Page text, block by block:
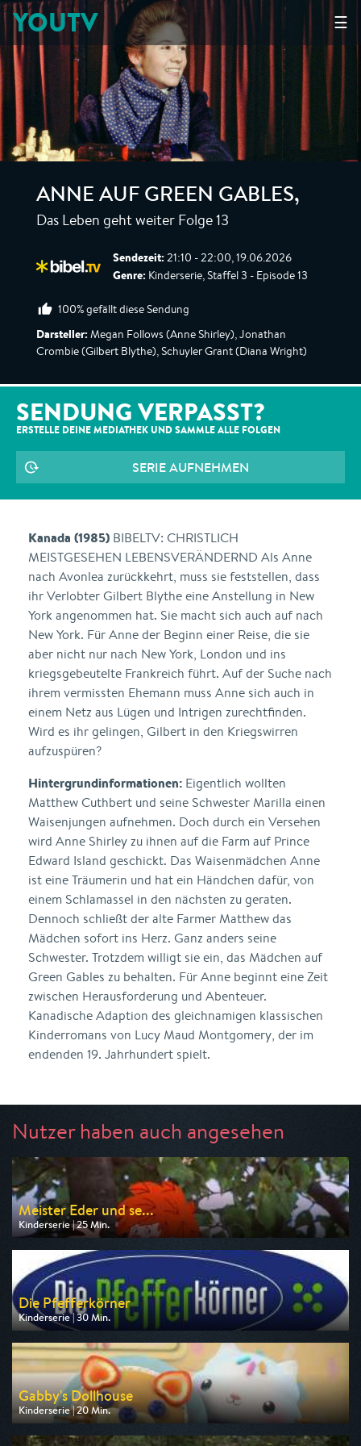
☰
YOUTV
ANNE AUF GREEN GABLES,
Das Leben geht weiter Folge 13
Sendezeit: 21:10 - 22:00, 19.06.2026
Genre: Kinderserie, Staffel 3 - Episode 13
100% gefällt diese Sendung
Darsteller: Megan Follows (Anne Shirley), Jonathan
Crombie (Gilbert Blythe), Schuyler Grant (Diana Wright)
SENDUNG VERPASST?
ERSTELLE DEINE MEDIATHEK UND SAMMLE ALLE FOLGEN
SERIE AUFNEHMEN
Kanada (1985) BIBELTV: CHRISTLICH
MEISTGESEHEN LEBENSVERÄNDERND Als Anne
nach Avonlea zurückkehrt, muss sie feststellen, dass
ihr Verlobter Gilbert Blythe eine Anstellung in New
York angenommen hat. Sie macht sich auch auf nach
New York. Für Anne der Beginn einer Reise, die sie
aber nicht nur nach New York, London und ins
kriegsgebeutelte Frankreich führt. Auf der Suche nach
ihrem vermissten Ehemann muss Anne sich auch in
einem Netz aus Lügen und Intrigen zurechtfinden.
Wird es ihr gelingen, Gilbert in den Kriegswirren
aufzuspüren?
Hintergrundinformationen: Eigentlich wollten
Matthew Cuthbert und seine Schwester Marilla einen
Waisenjungen aufnehmen. Doch durch ein Versehen
wird Anne Shirley zu ihnen auf die Farm auf Prince
Edward Island geschickt. Das Waisenmädchen Anne
ist eine Träumerin und hat ein Händchen dafür, von
einem Schlamassel in den nächsten zu geraten.
Dennoch schließt der alte Farmer Matthew das
Mädchen sofort ins Herz. Ganz anders seine
Schwester. Trotzdem willigt sie ein, das Mädchen auf
Green Gables zu behalten. Für Anne beginnt eine Zeit
zwischen Herausforderung und Abenteuer.
Kanadische Adaption des gleichnamigen klassischen
Kinderromans von Lucy Maud Montgomery, der im
endenden 19. Jahrhundert spielt.
Nutzer haben auch angesehen
Meister Eder und se...
Kinderserie | 25 Min.
Ausgestrahlt von MDR
am 15.08.2026, 07:00
Die Pfefferkörner
Kinderserie | 30 Min.
Ausgestrahlt von NDR
am 11.08.2026, 07:10
Gabby's Dollhouse
Kinderserie | 20 Min.
Ausgestrahlt von Super RTL
am 11.08.2026, 06:35